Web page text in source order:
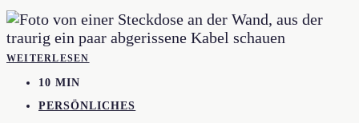
WEITERLESEN
10 MIN
PERSÖNLICHES